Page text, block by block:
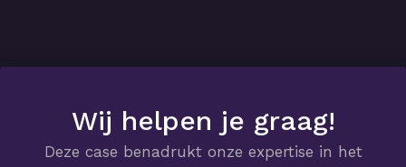
Wij helpen je graag!
Deze case benadrukt onze expertise in het